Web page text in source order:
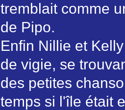
tremblait comme
de Pipo.
Enfin Nillie et
de vigie, se
des petites
temps si l'île était